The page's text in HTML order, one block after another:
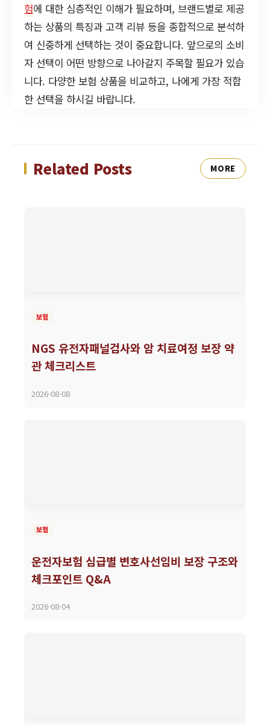
험에 대한 심층적인 이해가 필요하며, 브랜드별로 제공
하는 상품의 특징과 고객 리뷰 등을 종합적으로 분석하
여 신중하게 선택하는 것이 중요합니다. 앞으로의 소비
자 선택이 어떤 방향으로 나아갈지 주목할 필요가 있습
니다. 다양한 보험 상품을 비교하고, 나에게 가장 적합
한 선택을 하시길 바랍니다.
Related Posts MORE
보험
NGS 유전자패널검사와 암 치료여정 보장 약
관 체크리스트
2026-08-08
보험
운전자보험 심급별 변호사선임비 보장 구조와
체크포인트 Q&A
2026-08-04